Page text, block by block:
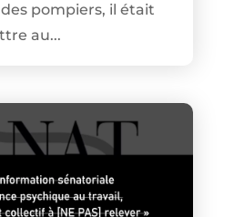
pompiers, il était
au...